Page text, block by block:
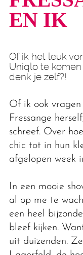
EN IK
Of ik het leuk
Uniqlo te
denk je zelf?!
Of ik ook
Fressange
schreef. Over
chic tot in hun
afgelopen week
In een mooie
al op me te
een heel
bleef kijken.
uit duizenden.